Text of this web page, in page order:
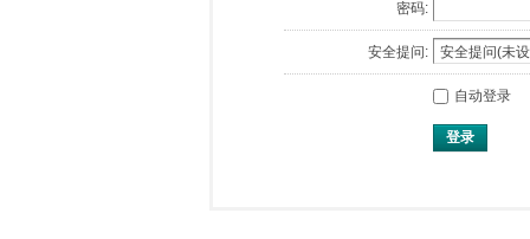
密码:
安全提问:
自动登录
登录